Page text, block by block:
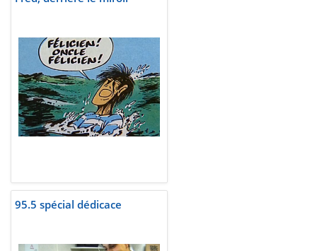
95.5 spécial dédicace